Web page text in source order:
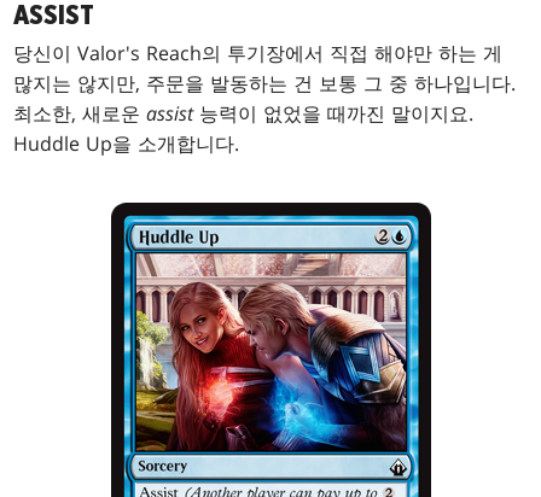
ASSIST
당신이 Valor's Reach의 투기장에서 직접 해야만 하는 게
많지는 않지만, 주문을 발동하는 건 보통 그 중 하나입니다.
최소한, 새로운assist능력이 없었을 때까진 말이지요.
Huddle Up을 소개합니다.